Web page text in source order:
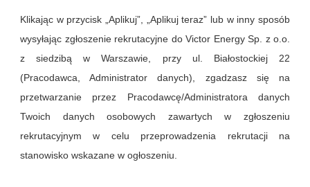
Klikając w przycisk „Aplikuj”, „Aplikuj teraz” lub w inny sposób
wysyłając zgłoszenie rekrutacyjne do Victor Energy Sp. z o.o.
z siedzibą w Warszawie, przy ul. Białostockiej 22
(Pracodawca, Administrator danych), zgadzasz się na
przetwarzanie przez Pracodawcę/Administratora danych
Twoich danych osobowych zawartych w zgłoszeniu
rekrutacyjnym w celu przeprowadzenia rekrutacji na
stanowisko wskazane w ogłoszeniu.